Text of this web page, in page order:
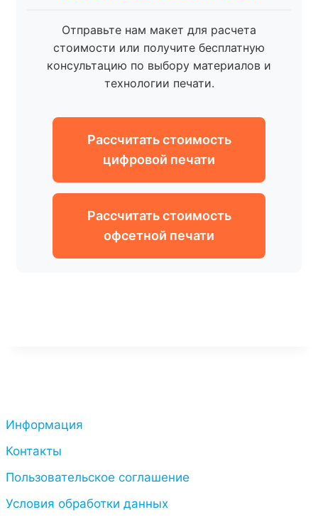
Отправьте нам макет для расчета
стоимости или получите бесплатную
консультацию по выбору материалов и
технологии печати.
Рассчитать стоимость
цифровой печати
Рассчитать стоимость
офсетной печати
Информация
Контакты
Пользовательское соглашение
Условия обработки данных